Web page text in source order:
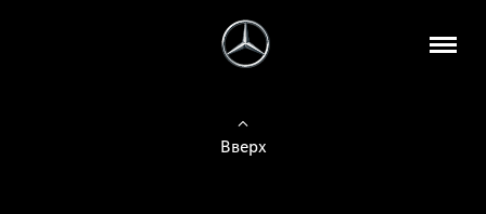
Вверх